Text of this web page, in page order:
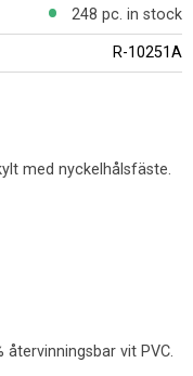
248 pc. in stock
R-10251A
med nyckelhålsfäste.
vit PVC.